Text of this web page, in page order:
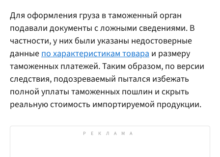
Для оформления груза в таможенный орган
подавали документы с ложными сведениями. В
частности, у них были указаны недостоверные
данныепо характеристикам товара и размеру
таможенных платежей. Таким образом, по версии
следствия, подозреваемый пытался избежать
полной уплаты таможенных пошлин и скрыть
реальную стоимость импортируемой продукции.